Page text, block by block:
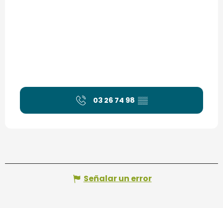
03 26 74 98 ▒▒
Señalar un error